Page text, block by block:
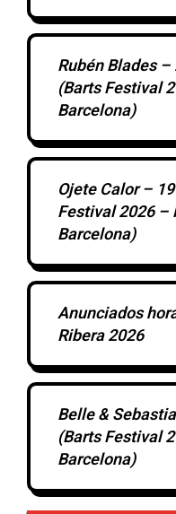
Rubén Blades
(Barts Festival
Barcelona)
Ojete Calor –
Festival 2026 –
Barcelona)
Anunciados
Ribera 2026
Belle &
(Barts Festival
Barcelona)